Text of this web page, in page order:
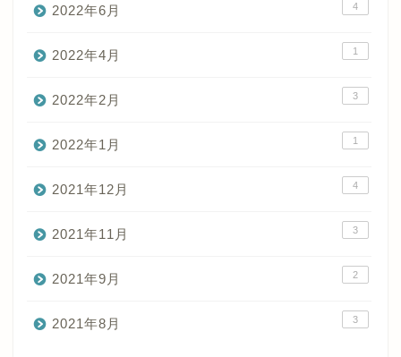
2022年6月 4
2022年4月 1
2022年2月 3
2022年1月 1
2021年12月 4
2021年11月 3
2021年9月 2
2021年8月 3